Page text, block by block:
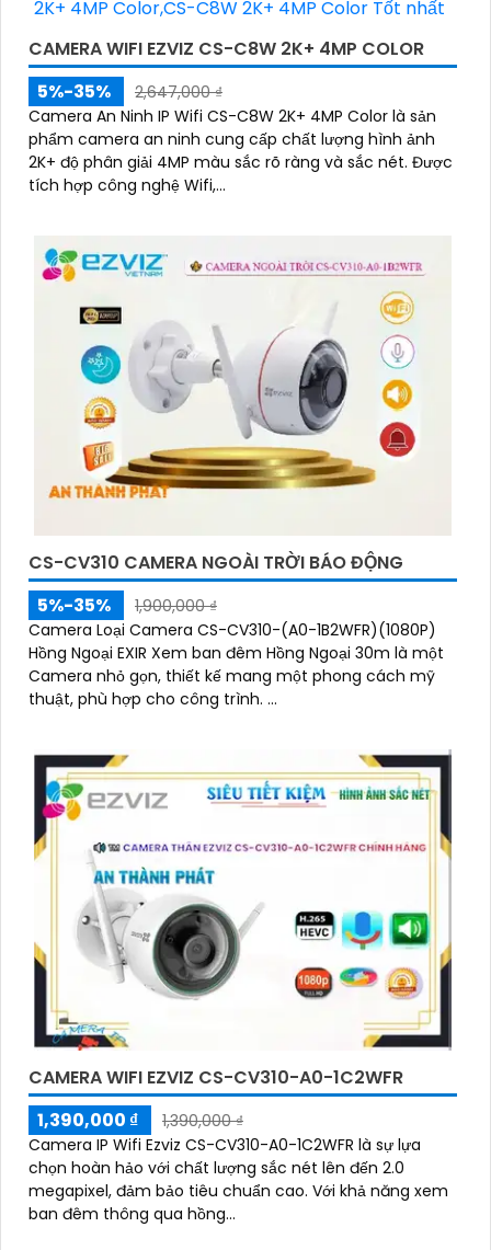
CAMERA WIFI EZVIZ CS-C8W 2K+ 4MP COLOR
5%-35%
2,647,000 ₫
Camera An Ninh IP Wifi CS-C8W 2K+ 4MP Color là sản
phẩm camera an ninh cung cấp chất lượng hình ảnh
2K+ độ phân giải 4MP màu sắc rõ ràng và sắc nét. Được
tích hợp công nghệ Wifi,...
CS-CV310 CAMERA NGOÀI TRỜI BÁO ĐỘNG
5%-35%
1,900,000 ₫
Camera Loại Camera CS-CV310-(A0-1B2WFR)(1080P)
Hồng Ngoại EXIR Xem ban đêm Hồng Ngoại 30m là một
Camera nhỏ gọn, thiết kế mang một phong cách mỹ
thuật, phù hợp cho công trình. ...
CAMERA WIFI EZVIZ CS-CV310-A0-1C2WFR
1,390,000 ₫
1,390,000 ₫
Camera IP Wifi Ezviz CS-CV310-A0-1C2WFR là sự lựa
chọn hoàn hảo với chất lượng sắc nét lên đến 2.0
megapixel, đảm bảo tiêu chuẩn cao. Với khả năng xem
ban đêm thông qua hồng...